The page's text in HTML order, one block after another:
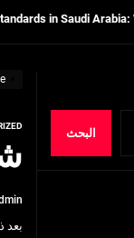
Services in Port Said
تحقيق الأمان
in Saudi Arabia:
Services in Port Said
بعد
البحث